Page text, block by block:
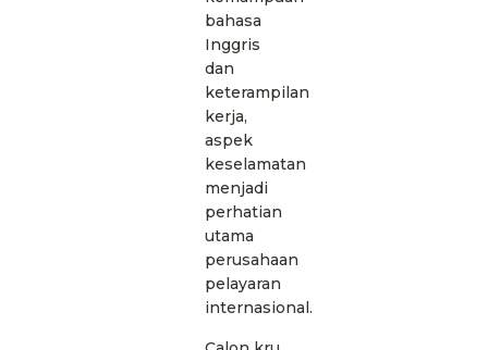
bahasa
Inggris
dan
keterampilan
kerja,
aspek
keselamatan
menjadi
perhatian
utama
perusahaan
pelayaran
internasional.